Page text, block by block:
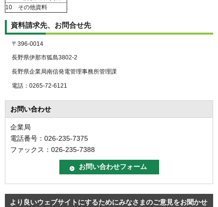
10
その他資料
資料請求先、お問合せ先
〒396-0014
長野県伊那市狐島3802-2
長野県企業局南信発電管理事務所管理課
電話：0265-72-6121
お問い合わせ
企業局
電話番号：026-235-7375
ファックス：026-235-7388
より良いウェブサイトにするためにみなさまのご意見をお聞かせ